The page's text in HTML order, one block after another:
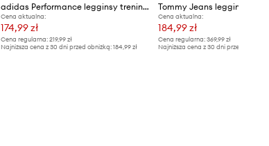
adidas Performance legginsy treningowe Optime
Cena aktualna:
174,99 zł
Cena regularna:219,99 zł
Najniższa cena z 30 dni przed obniżką:184,99 zł
Tommy Jeans legginsy
Cena aktualna:
184,99 zł
Cena regularna: 369,99 zł
Najniższa cena z 30 dni przed obniżką: